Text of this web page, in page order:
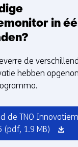
in
de
hebben
de TNO
(pdf, 1.9 MB) (opent
in